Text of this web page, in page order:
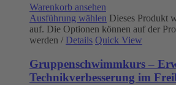
Warenkorb ansehen
Ausführung wählen Dieses Produkt
auf. Die Optionen können auf der
werden / Details Quick View
Gruppenschwimmkurs –
Technikverbesserung im